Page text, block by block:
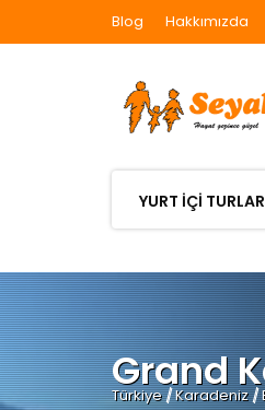
Blog Hakkımızda
YURT İÇİ TURLAR
Grand
Türkiye/Karadeniz/